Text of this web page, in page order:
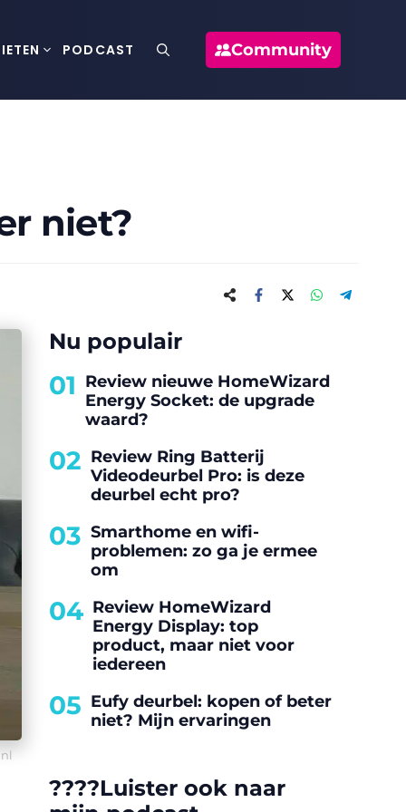
PODCAST Community
niet?
Nu populair
01 Review nieuwe HomeWizard
Energy Socket: de upgrade
waard?
02 Review Ring Batterij
Videodeurbel Pro: is deze
deurbel echt pro?
03 Smarthome en wifi-
problemen: zo ga je ermee
om
04 Review HomeWizard
Energy Display: top
product, maar niet voor
iedereen
05 Eufy deurbel: kopen of beter
niet? Mijn ervaringen
????️Luister ook naar